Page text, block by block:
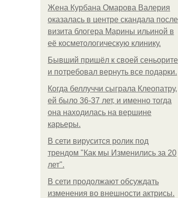
Жена Курбана Омарова Валерия
оказалась в центре скандала после
визита блогера Марины ильиной в
её косметологическую клинику.
Бывший пришёл к своей сеньорите
и потребовал вернуть все подарки.
Когда беллуччи сыграла Клеопатру,
ей было 36-37 лет, и именно тогда
она находилась на вершине
карьеры.
В сети вирусится ролик под
трендом "Как мы Изменились за 20
лет".
В сети продолжают обсуждать
изменения во внешности актрисы.